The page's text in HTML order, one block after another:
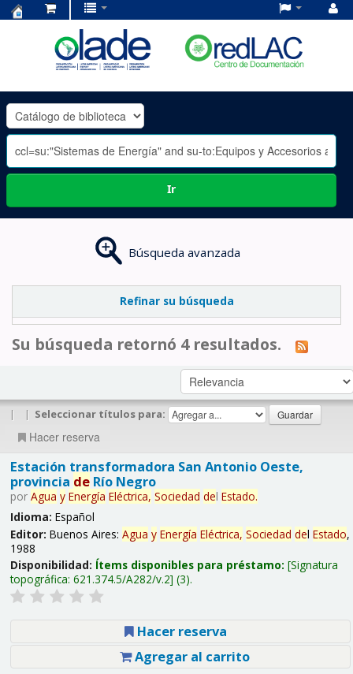
OLADE
-
Ir
Búsqueda avanzada
Refinar su búsqueda
Su búsqueda retornó 4 resultados.
| | Seleccionar títulos para:
Hacer reserva
Estación transformadora San Antonio Oeste,
provincia deRío Negro
por Agua y Energía Eléctrica, Sociedad del Estado.
Idioma: Español
Editor: Buenos Aires: Agua y Energía Eléctrica, Sociedad del Estado,
1988
Disponibilidad: Ítems disponibles para préstamo: Signatura
topográfica: 621.374.5/A282/v.2 (3).
Hacer reserva
Agregar al carrito